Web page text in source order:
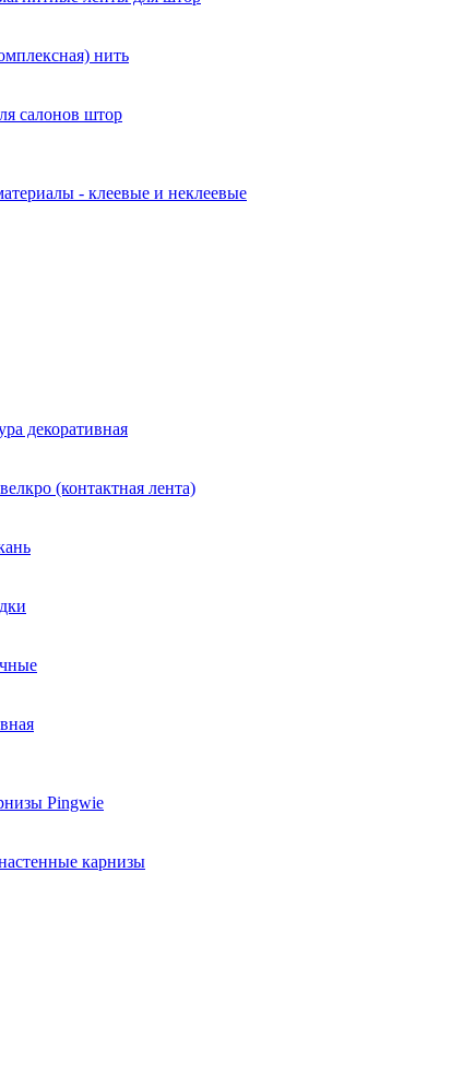
нить
салонов штор
- клеевые и неклеевые
декоративная
(контактная лента)
Pingwie
карнизы